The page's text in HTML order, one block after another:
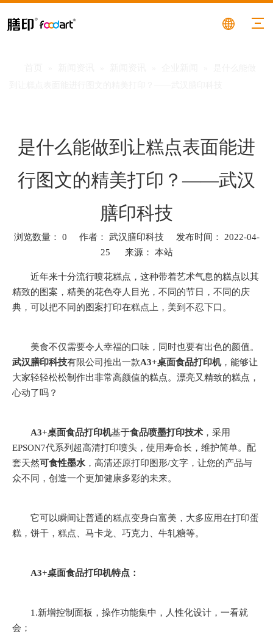
是什么能做到让糕点表面能进
行图文的精美打印？——武汉
膳印科技
浏览数量： 0 作者： 武汉膳印科技 发布时间： 2022-04-
25 来源： 本站
近年来十分流行喷花糕点，这种带着艺术气息的糕点以其
精致的图案，精美的花色夺人目光，不同的节日，不同的庆
典，可以把不同的图案打印在糕点上，美到不忍下口。
美食不仅需要令人幸福的口味，同时也要有出色的颜值。
武汉膳印科技有限公司推出一款A3+桌面食品打印机，能够让
大家轻轻松松制作出非常高颜值的糕点。漂亮又精致的糕点，
心动了吗？
A3+桌面食品打印机基于食品喷墨打印技术 ，采用
EPSON7代系列超高清打印喷头，使用寿命长，维护简单。配
套天然可食性墨水 ，高清还原打印图形/文字，让您的产品与
众不同，创造一个更加健康多彩的未来。
它可以瞬间让普通的糕点变身白富美，大多应用在打印蛋
糕，饼干，糕点、马卡龙、巧克力、牛轧糖等。
A3+桌面食品打印机特点：
1.新增控制面板，操作功能集中，人性化设计，一看就
会；